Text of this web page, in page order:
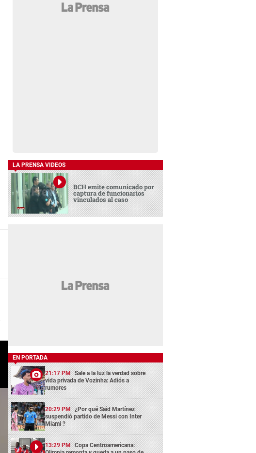
LA PRENSA VIDEOS
BCH emite comunicado por
captura de funcionarios
vinculados al caso
EN PORTADA
21:17 PM Sale a la luz la verdad sobre
vida privada de Vozinha: Adiós a
rumores
20:29 PM ¿Por qué Said Martínez
suspendió partido de Messi con Inter
Miami ?
13:29 PM Copa Centroamericana: